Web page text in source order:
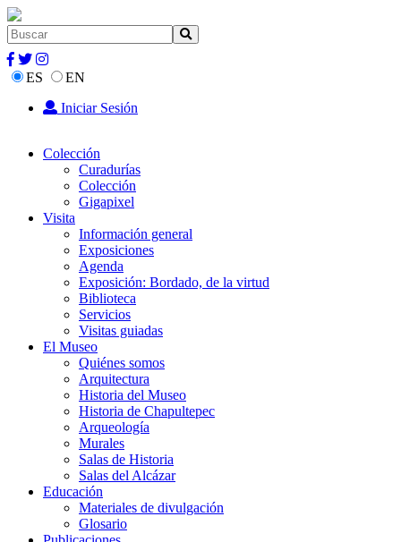
ES
EN
Iniciar Sesión
Colección
Curadurías
Colección
Gigapixel
Visita
Información general
Exposiciones
Agenda
Exposición: Bordado, de la virtud
Biblioteca
Servicios
Visitas guiadas
El Museo
Quiénes somos
Arquitectura
Historia del Museo
Historia de Chapultepec
Arqueología
Murales
Salas de Historia
Salas del Alcázar
Educación
Materiales de divulgación
Glosario